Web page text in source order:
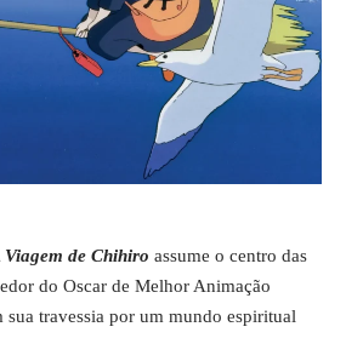
Viagem de Chihiro assume o centro das
do Oscar de Melhor Animação
sua travessia por um mundo espiritual